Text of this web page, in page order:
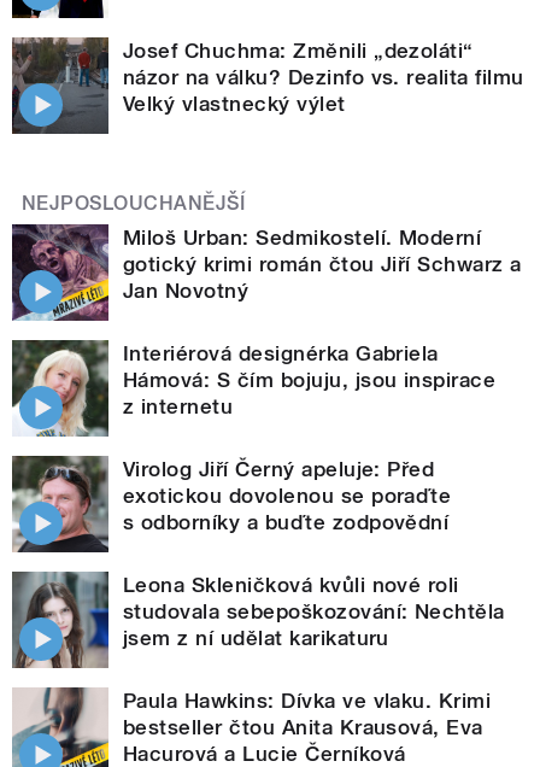
Josef Chuchma: Změnili „dezoláti“
názor na válku? Dezinfo vs. realita filmu
Velký vlastnecký výlet
NEJPOSLOUCHANĚJŠÍ
Miloš Urban: Sedmikostelí. Moderní
gotický krimi román čtou Jiří Schwarz a
Jan Novotný
Interiérová designérka Gabriela
Hámová: S čím bojuju, jsou inspirace
z internetu
Virolog Jiří Černý apeluje: Před
exotickou dovolenou se poraďte
s odborníky a buďte zodpovědní
Leona Skleničková kvůli nové roli
studovala sebepoškozování: Nechtěla
jsem z ní udělat karikaturu
Paula Hawkins: Dívka ve vlaku. Krimi
bestseller čtou Anita Krausová, Eva
Hacurová a Lucie Černíková